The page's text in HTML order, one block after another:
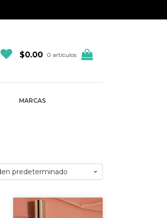
$0.00 0 artículos
MARCAS
Este
producto